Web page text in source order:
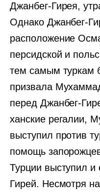
Джанбег-Гирея,
Однако Джанбег-
расположение
персидской и
тем самым туркам
призвала
перед Джанбег-
ханские регалии,
выступил против
помощь
Турции выступил
Гирей. Несмотря